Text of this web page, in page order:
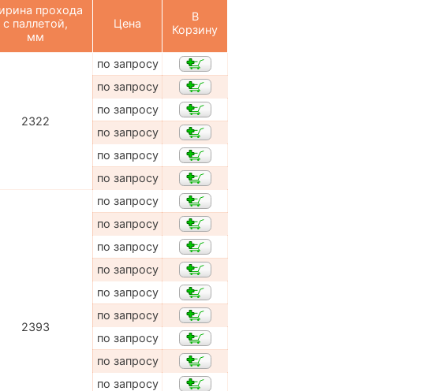
прохода
с паллетой,
мм
Цена
В
Корзину
2322
по запросу
по запросу
по запросу
по запросу
по запросу
по запросу
2393
по запросу
по запросу
по запросу
по запросу
по запросу
по запросу
по запросу
по запросу
по запросу